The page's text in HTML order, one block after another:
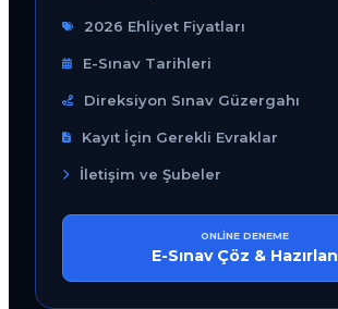
2026 Ehliyet Fiyatları
E-Sınav Tarihleri
Direksiyon Sınav Güzergahı
Kayıt İçin Gerekli Evraklar
İletişim ve Şubeler
ONLINE DENEME
E-Sınav Çöz & Hazırlan